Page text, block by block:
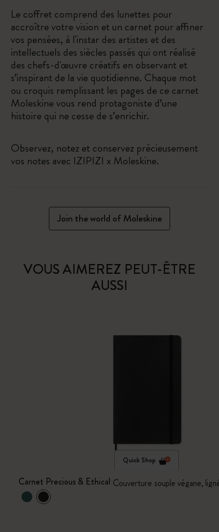
Le coffret comprend des lunettes pour
accroître votre vision et un carnet pour affiner
vos pensées, à l'instar des artistes et des
intellectuels des siècles passés qui ont réalisé
des chefs-d'œuvre créatifs en observant et
s’inspirant de la vie quotidienne. Chaque mot
ou croquis remplissant les pages de ce carnet
Moleskine vous rend protagoniste d’une
histoire qui ne cesse de s’enrichir.
Observez, notez et conservez précieusement
vos notes avec IZIPIZI x Moleskine.
Join the world of Moleskine
VOUS AIMEREZ PEUT-ÊTRE
AUSSI
Quick Shop
Carnet Precious & Ethical Couverture souple végane,